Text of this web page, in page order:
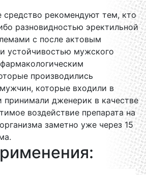
средство рекомендуют тем, кто
разновидностью эректильной
с после актовым
устойчивостью мужского
производились
которые входили в
принимали дженерик в качестве
воздействие препарата на
заметно уже через 15